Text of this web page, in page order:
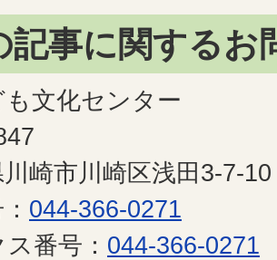
記事に関するお
文化センター
崎市川崎区浅田3-7-10
044-366-0271
番号： 044-366-0271